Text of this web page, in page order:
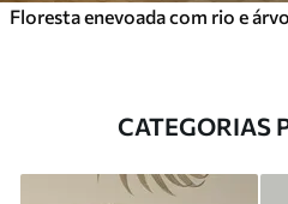
CATEGORIAS